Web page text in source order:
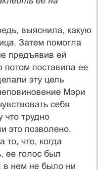
выяснила, какую
Затем помогла
предъявив ей
потом поставила ее
эту цель
Мэри
себя
что трудно
это позволено.
то, что, когда
ее голос был
нем не было ни